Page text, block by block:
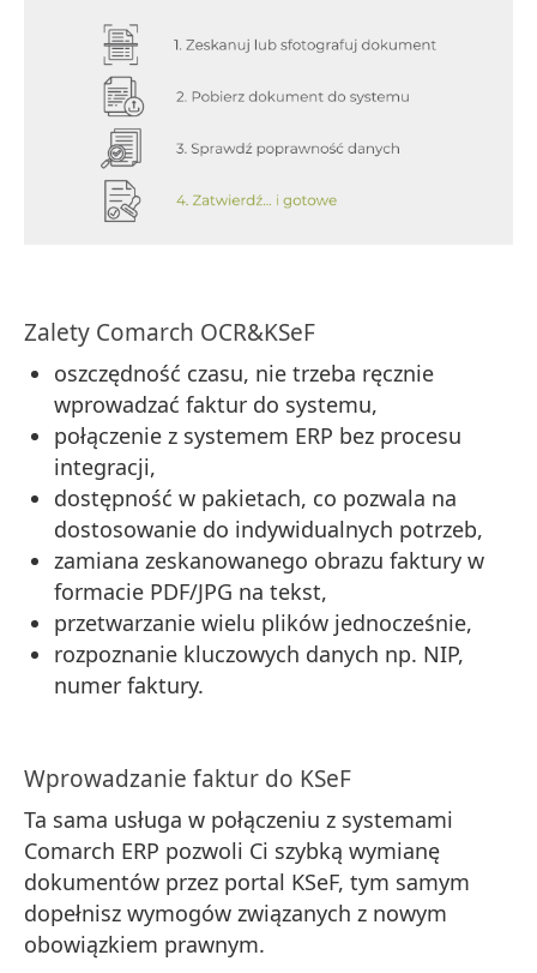
Zalety Comarch OCR&KSeF
oszczędność czasu, nie trzeba ręcznie
wprowadzać faktur do systemu,
połączenie z systemem ERP bez procesu
integracji,
dostępność w pakietach, co pozwala na
dostosowanie do indywidualnych potrzeb,
zamiana zeskanowanego obrazu faktury w
formacie PDF/JPG na tekst,
przetwarzanie wielu plików jednocześnie,
rozpoznanie kluczowych danych np. NIP,
numer faktury.
Wprowadzanie faktur do KSeF
Ta sama usługa w połączeniu z systemami
Comarch ERP pozwoli Ci szybką wymianę
dokumentów przez portal KSeF, tym samym
dopełnisz wymogów związanych z nowym
obowiązkiem prawnym.